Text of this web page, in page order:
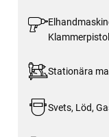
Stationära
Svets, Löd,